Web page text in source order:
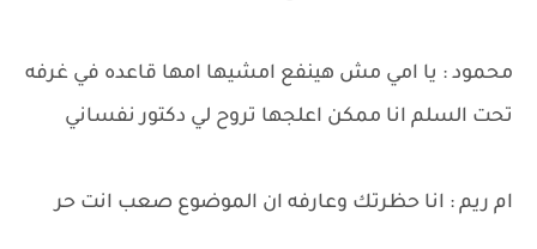
محمود : يا امي مش هينفع امشيها امها قاعده في غرفه
تحت السلم انا ممكن اعلجها تروح لي دكتور نفساني
ام ريم : انا حظرتك وعارفه ان الموضوع صعب انت حر